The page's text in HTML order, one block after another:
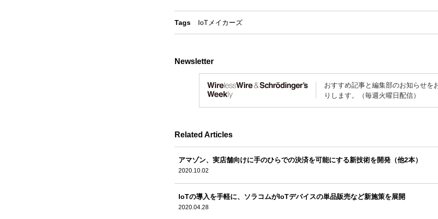
Tags IoT メイカーズ
Newsletter
おすすめ記事と編集部のお知らせを
りします。（毎週火曜日配信）
Related Articles
アマゾン、実店舗向けに手のひらでの決済を可能にする新技術を開発（他2本）
2020.10.02
IoTの導入を手軽に、ソラコムがIoTデバイスの単品販売など新施策を展開
2020.04.28